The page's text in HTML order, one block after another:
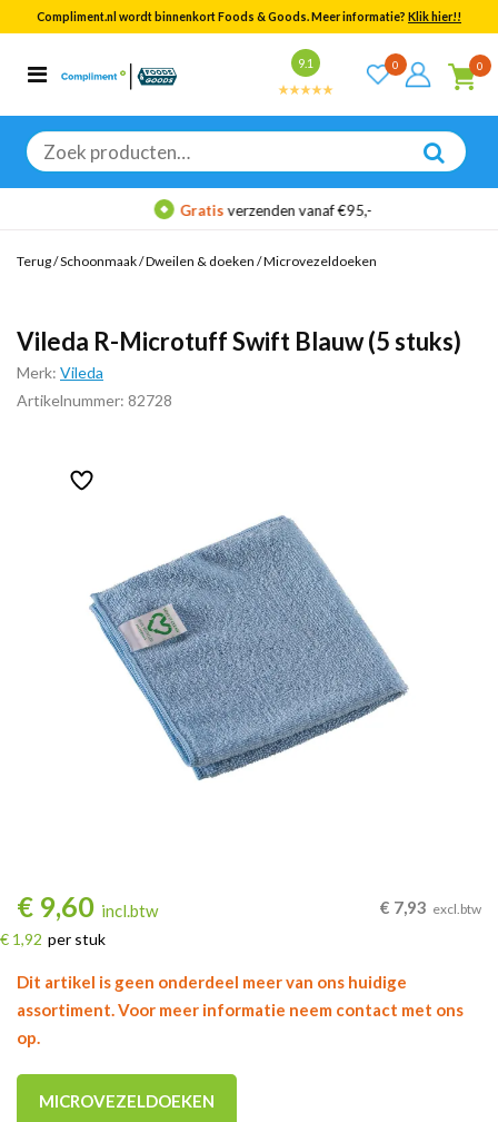
Compliment.nl wordt binnenkort Foods & Goods. Meer informatie? Klik hier!!
9.1 0 0
Zoeken
naar:
Categorieën
Bekijk alle resultaten
Gratisverzenden vanaf €95,-
Terug/Schoonmaak/Dweilen & doeken /Microvezeldoeken
Vileda R-Microtuff Swift Blauw (5 stuks)
Merk: Vileda
Artikelnummer: 82728
€ 9,60 incl.btw
€ 1,92 per stuk
€ 7,93 excl.btw
Dit artikel is geen onderdeel meer van ons huidige
assortiment. Voor meer informatie neem contact met ons
op.
MICROVEZELDOEKEN